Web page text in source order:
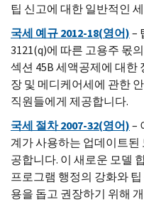
팁 신고에 대한 일반적인
국세 예규 2012-18(영어)–
3121(q)에 따른 고용주 몫
섹션 45B 세액공제에 대한
장 및 메디케어세에 관한
직원들에게 제공합니다.
국세 절차 2007-32(영어)–
계가 사용하는 업데이트된
공합니다. 이 새로운 모델
프로그램 행정의 강화와
용을 돕고 권장하기 위해